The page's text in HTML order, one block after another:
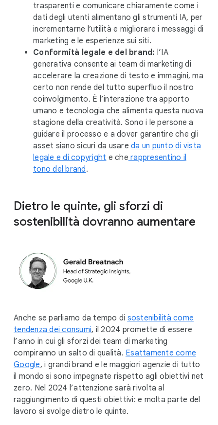
trasparenti e comunicare chiaramente come i
dati degli utenti alimentano gli strumenti IA, per
incrementarne l’utilità e migliorare i messaggi di
marketing e le esperienze sui siti.
Conformità legale e del brand: l’IA
generativa consente ai team di marketing di
accelerare la creazione di testo e immagini, ma
certo non rende del tutto superfluo il nostro
coinvolgimento. È l’interazione tra apporto
umano e tecnologia che alimenta questa nuova
stagione della creatività. Sono i le persone a
guidare il processo e a dover garantire che gli
asset siano sicuri da usare da un punto di vista
legale e di copyright e che rappresentino il
tono del brand .
Dietro le quinte, gli sforzi di
sostenibilità dovranno aumentare
Anche se parliamo da tempo di sostenibilità come
tendenza dei consumi, il 2024 promette di essere
l’anno in cui gli sforzi dei team di marketing
compiranno un salto di qualità. Esattamente come
Google, i grandi brand e le maggiori agenzie di tutto
il mondo si sono impegnate rispetto agli obiettivi net
zero. Nel 2024 l’attenzione sarà rivolta al
raggiungimento di questi obiettivi: e molta parte del
lavoro si svolge dietro le quinte.